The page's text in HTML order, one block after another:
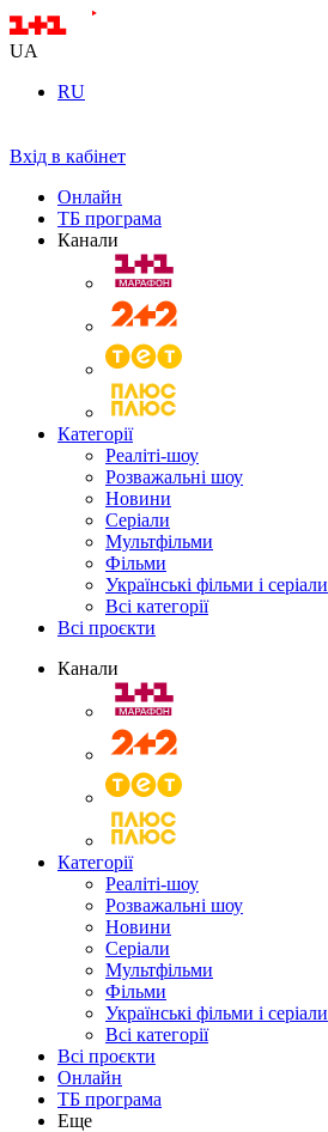
UA
RU
Вхід в кабінет
Онлайн
ТБ програма
Канали
Категорії
Реаліті-шоу
Розважальні шоу
Новини
Серіали
Мультфільми
Фільми
Українські фільми і серіали
Всі категорії
Всі проєкти
Канали
Категорії
Реаліті-шоу
Розважальні шоу
Новини
Серіали
Мультфільми
Фільми
Українські фільми і серіали
Всі категорії
Всі проєкти
Онлайн
ТБ програма
Еще